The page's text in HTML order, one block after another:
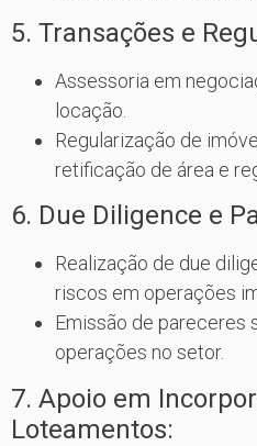
5. Transações e
Assessoria em
locação.
Regularização de
retificação de área e
6. Due Diligence e
Realização de due
riscos em operações
Emissão de pareceres
operações no setor.
7. Apoio em
Loteamentos: